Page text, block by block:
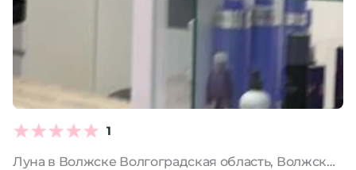
1
Луна в Волжске Волгоградская область, Волжский, Химиков, 1, 1 этаж